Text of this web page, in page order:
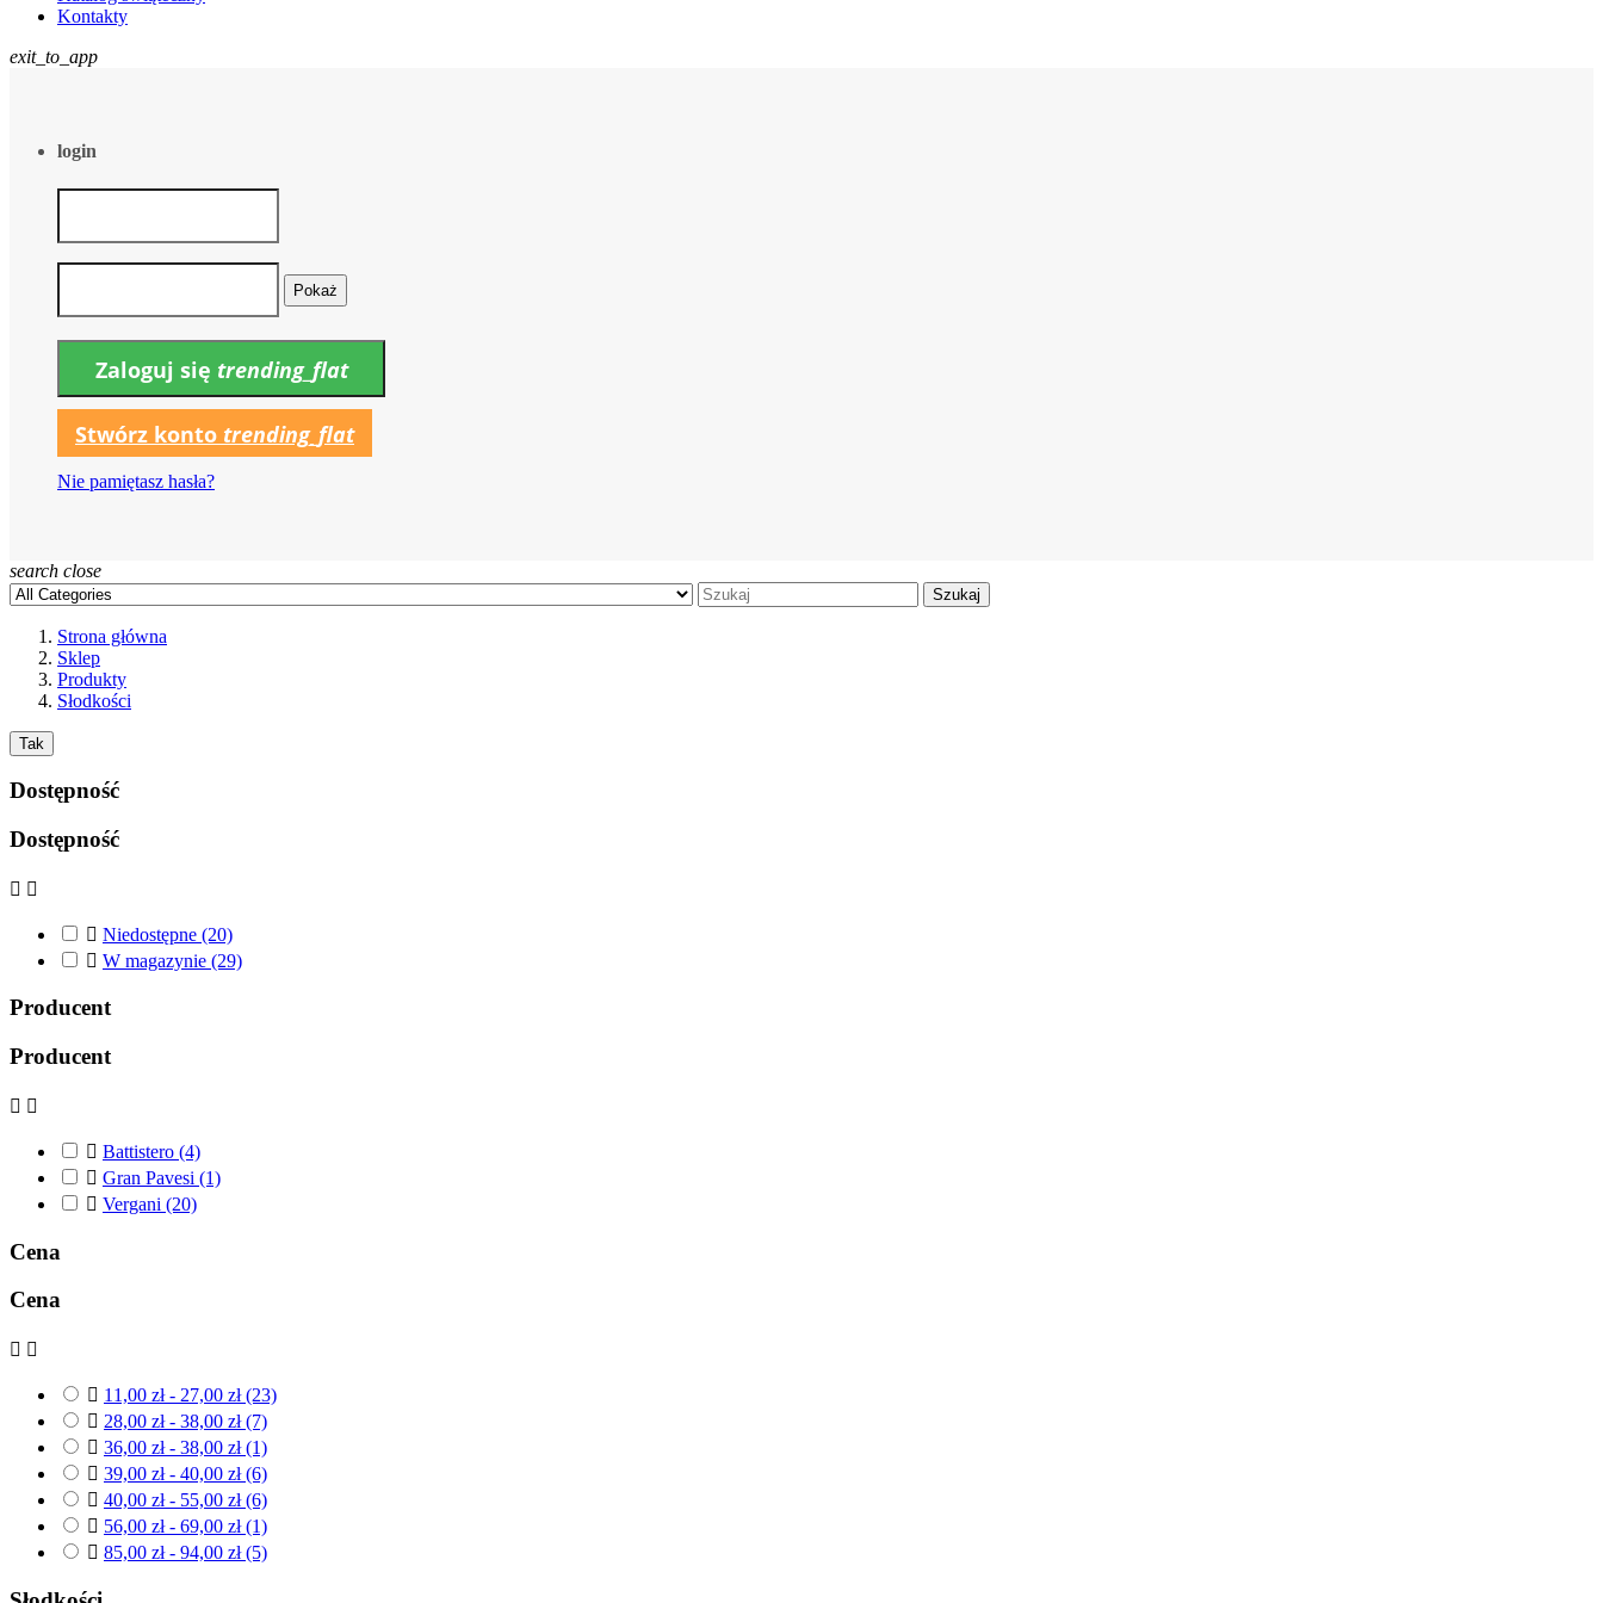
Kontakty
exit_to_app
login
Pokaż
Zaloguj się trending_flat
Stwórz konto trending_flat
Nie pamiętasz hasła?
search close
Szukaj
Strona główna
Sklep
Produkty
Słodkości
Tak
Dostępność
Dostępność
 
 Niedostępne (20)
 W magazynie (29)
Producent
Producent
 
 Battistero (4)
 Gran Pavesi (1)
 Vergani (20)
Cena
Cena
 
 11,00 zł - 27,00 zł(23)
 28,00 zł - 38,00 zł(7)
 36,00 zł - 38,00 zł(1)
 39,00 zł - 40,00 zł(6)
 40,00 zł - 55,00 zł(6)
 56,00 zł - 69,00 zł(1)
 85,00 zł - 94,00 zł(5)